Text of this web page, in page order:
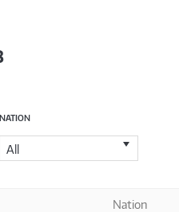
NATION
All
Nation